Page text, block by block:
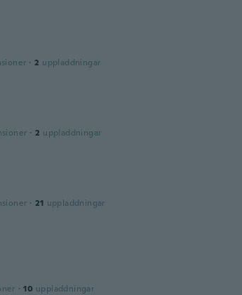
· 2 uppladdningar
· 2 uppladdningar
· 21 uppladdningar
· 10 uppladdningar